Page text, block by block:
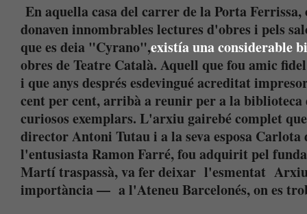
En aquella casa del carrer de la Porta
donaven innombrables lectures d'obres i pels
que es deia "Cyrano",existía una considerable
obres de Teatre Català. Aquell que fou amic
i que anys després esdevingué acreditat
cent per cent, arribà a reunir per a la
curiosos exemplars. L'arxiu gairebé complet
director Antoni Tutau i a la seva esposa Carlota
l'entusiasta Ramon Farré, fou adquirit pel
Martí traspassà, va fer deixar l'esmentat
importància — a l'Ateneu Barcelonés, on es